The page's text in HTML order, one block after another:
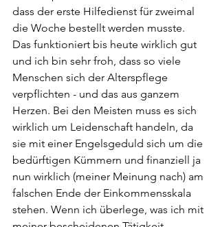
dass der erste Hilfedienst für zweimal
die Woche bestellt werden musste.
Das funktioniert bis heute wirklich gut
und ich bin sehr froh, dass so viele
Menschen sich der Alterspflege
verpflichten - und das aus ganzem
Herzen. Bei den Meisten muss es sich
wirklich um Leidenschaft handeln, da
sie mit einer Engelsgeduld sich um die
bedürftigen Kümmern und finanziell ja
nun wirklich (meiner Meinung nach) am
falschen Ende der Einkommensskala
stehen. Wenn ich überlege, was ich mit